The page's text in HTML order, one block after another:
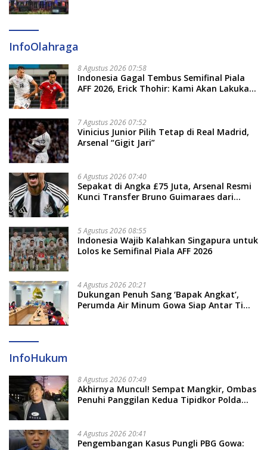
InfoOlahraga
8 Agustus 2026 07:58
Indonesia Gagal Tembus Semifinal Piala
AFF 2026, Erick Thohir: Kami Akan Lakukan
7 Agustus 2026 07:52
Vinicius Junior Pilih Tetap di Real Madrid,
Arsenal “Gigit Jari”
6 Agustus 2026 07:40
Sepakat di Angka £75 Juta, Arsenal Resmi
Kunci Transfer Bruno Guimaraes dari
5 Agustus 2026 08:55
Indonesia Wajib Kalahkan Singapura untuk
Lolos ke Semifinal Piala AFF 2026
4 Agustus 2026 20:21
Dukungan Penuh Sang ‘Bapak Angkat’,
Perumda Air Minum Gowa Siap Antar Tim
InfoHukum
8 Agustus 2026 07:49
Akhirnya Muncul! Sempat Mangkir, Ombas
Penuhi Panggilan Kedua Tipidkor Polda
4 Agustus 2026 20:41
Pengembangan Kasus Pungli PBG Gowa: